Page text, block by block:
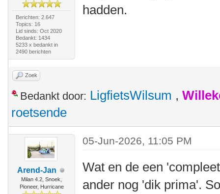
Berichten: 2.647
Topics: 16
Lid sinds: Oct 2020
Bedankt: 1434
5233 x bedankt in
2490 berichten
hadden.
Zoek
Bedankt door: LigfietsWilsum ,
roetsende
Arend-Jan
Milan 4.2, Snoek,
Pioneer, Hurricane
05-Jun-2026, 11:05 PM
Wat en de een
ander nog 'dik prima'.